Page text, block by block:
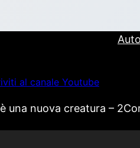
al canale Youtube
una nuova creatura –